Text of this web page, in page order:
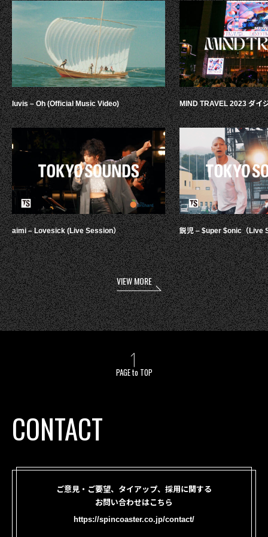
luvis – Oh (Official Music Video)
aimi – Lovesick (Live Session）
MIND TRAVEL 2023 ダイ
鋭児 – $uper $onic（Live
VIEW MORE
PAGE to TOP
CONTACT
ご意見・ご要望、タイアップ、採用に関する
お問い合わせはこちら
https://spincoaster.co.jp/contact/